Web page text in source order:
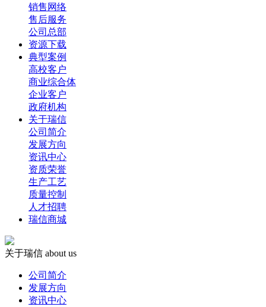
销售网络
售后服务
公司总部
资源下载
典型案例
高校客户
商业综合体
企业客户
政府机构
关于瑞信
公司简介
发展方向
资讯中心
资质荣誉
生产工艺
质量控制
人才招聘
瑞信商城
关于瑞信 about us
公司简介
发展方向
资讯中心